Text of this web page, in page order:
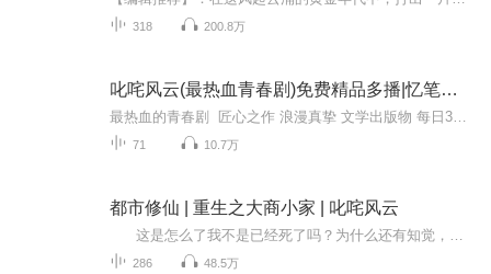
318 200.8万
叱咤风云(最热血青春剧)免费精品多播|忆笔生花著
71 10.7万
都市修仙 | 重生之大商小家 | 叱咤风云
286 48.5万